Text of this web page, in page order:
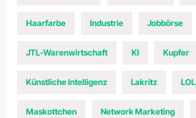
Haarfarbe Industrie Jobbörse
JTL-Warenwirtschaft KI Kupfer
Künstliche Intelligenz Lakritz LOL
Maskottchen Network Marketing